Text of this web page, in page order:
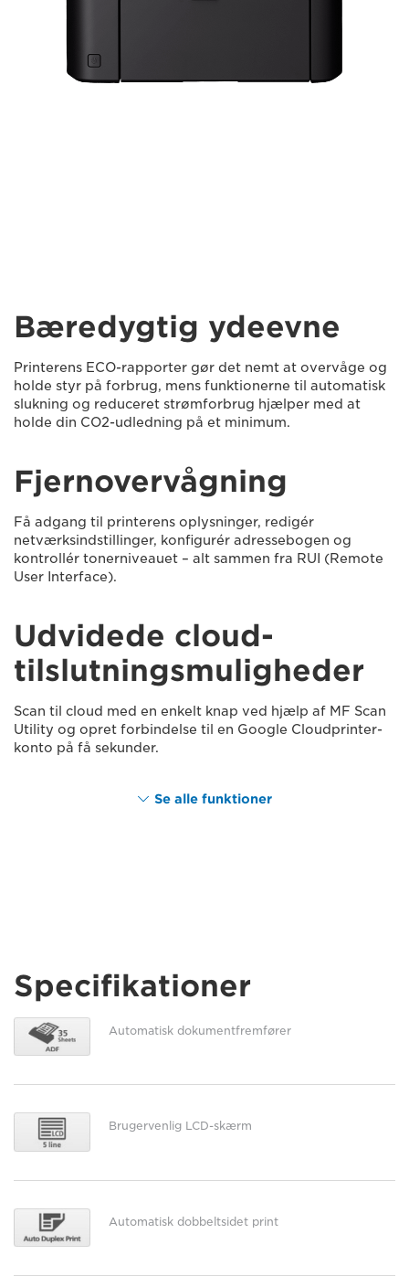
Bæredygtig ydeevne
Printerens ECO-rapporter gør det nemt at overvåge og
holde styr på forbrug, mens funktionerne til automatisk
slukning og reduceret strømforbrug hjælper med at
holde din CO2-udledning på et minimum.
Fjernovervågning
Få adgang til printerens oplysninger, redigér
netværksindstillinger, konfigurér adressebogen og
kontrollér tonerniveauet – alt sammen fra RUI (Remote
User Interface).
Udvidede cloud-
tilslutningsmuligheder
Scan til cloud med en enkelt knap ved hjælp af MF Scan
Utility og opret forbindelse til en Google Cloudprinter-
konto på få sekunder.
Se alle funktioner
Specifikationer
Automatisk dokumentfremfører
Brugervenlig LCD-skærm
Automatisk dobbeltsidet print